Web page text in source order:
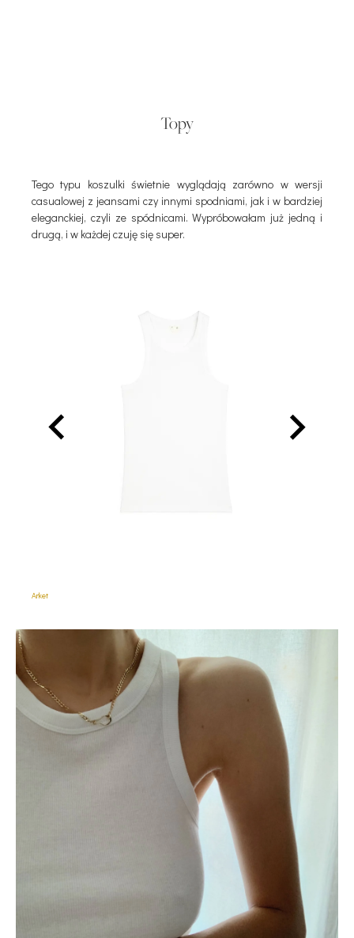
Topy
Tego typu koszulki świetnie wyglądają zarówno w wersji
casualowej z jeansami czy innymi spodniami, jak i w bardziej
eleganckiej, czyli ze spódnicami. Wypróbowałam już jedną i
drugą, i w każdej czuję się super.
Arket